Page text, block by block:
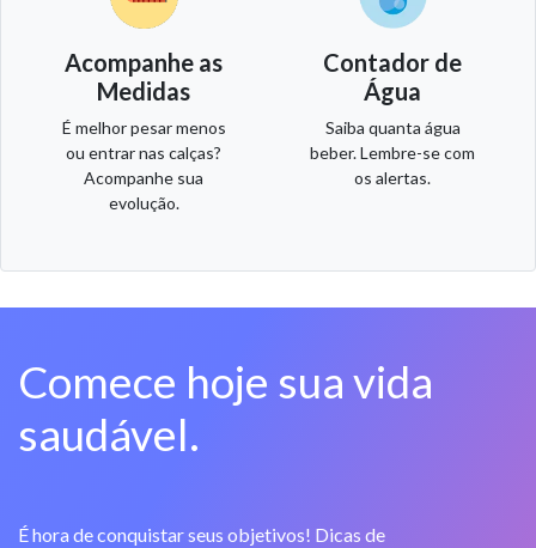
Acompanhe as
Medidas
É melhor pesar menos
ou entrar nas calças?
Acompanhe sua
evolução.
Contador de
Água
Saiba quanta água
beber. Lembre-se com
os alertas.
Comece hoje sua vida
saudável.
É hora de conquistar seus objetivos! Dicas de